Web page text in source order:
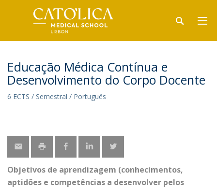
Educação Médica Contínua e
Desenvolvimento do Corpo Docente
6 ECTS / Semestral / Português
Objetivos de aprendizagem (conhecimentos,
aptidões e competências a desenvolver pelos